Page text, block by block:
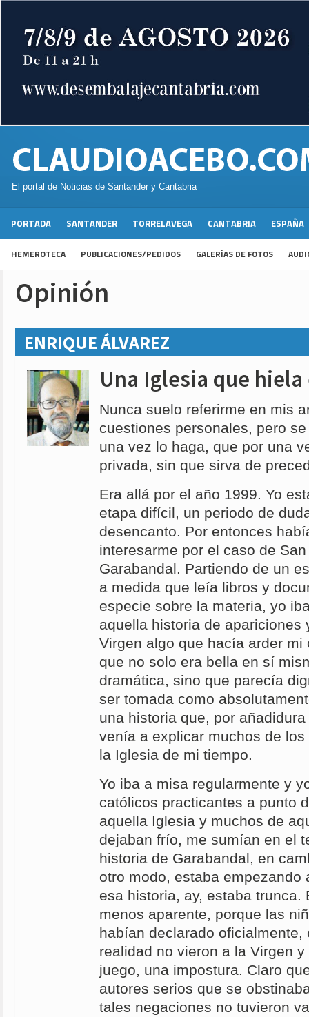
El portal de Noticias de Santander y Cantabria
PORTADA SANTANDER TORRELAVEGA CANTABRIA ESPAÑA
HEMEROTECA PUBLICACIONES/PEDIDOS GALERÍAS DE FOTOS
Opinión
ENRIQUE ÁLVAREZ
Una Iglesia que hiela
Nunca suelo referirme en mis
cuestiones personales, pero
una vez lo haga, que por una
privada, sin que sirva de
Era allá por el año 1999. Yo
etapa difícil, un periodo de
desencanto. Por entonces
interesarme por el caso de
Garabandal. Partiendo de un
a medida que leía libros y
especie sobre la materia, yo
aquella historia de apariciones
Virgen algo que hacía arder mi
que no solo era bella en sí
dramática, sino que parecía
ser tomada como
una historia que, por
venía a explicar muchos de
la Iglesia de mi tiempo.
Yo iba a misa regularmente y
católicos practicantes a punto
aquella Iglesia y muchos de
dejaban frío, me sumían en el
historia de Garabandal, en
otro modo, estaba empezando
esa historia, ay, estaba trunca.
menos aparente, porque las
habían declarado oficialmente,
realidad no vieron a la Virgen
juego, una impostura. Claro
autores serios que se
tales negaciones no tuvieron